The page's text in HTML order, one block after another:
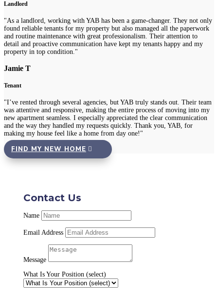
Landlord
"As a landlord, working with YAB has been a game-changer. They not only
found reliable tenants for my property but also managed all the paperwork
and routine maintenance with great professionalism. Their attention to
detail and proactive communication have kept my tenants happy and my
property in top condition."
Jamie T
Tenant
"I’ve rented through several agencies, but YAB truly stands out. Their team
was attentive and responsive, making the entire process of moving into my
new apartment seamless. I especially appreciated the clear communication
and the way they handled my requests quickly. Thank you, YAB, for
making my house feel like a home from day one!"
FIND MY NEW HOME
Contact Us
Name
Email Address
Message
What Is Your Position (select)